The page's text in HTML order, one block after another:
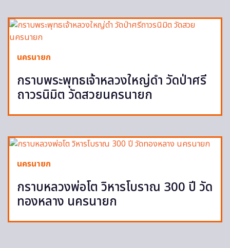
นครนายก
กราบพระพุทธเจ้าหลวงใหญ่ดำ วัดป่าศรี
ถาวรนิมิต วัดสวยนครนายก
นครนายก
กราบหลวงพ่อโต วิหารโบราณ 300 ปี วัด
ทองหลาง นครนายก